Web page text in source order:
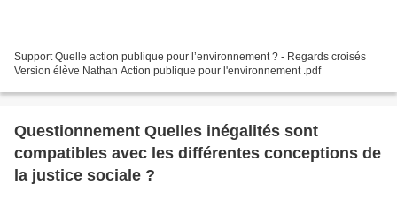
Support Quelle action publique pour l’environnement ? - Regards croisés
Version élève Nathan Action publique pour l'environnement .pdf
Questionnement Quelles inégalités sont
compatibles avec les différentes conceptions de
la justice sociale ?